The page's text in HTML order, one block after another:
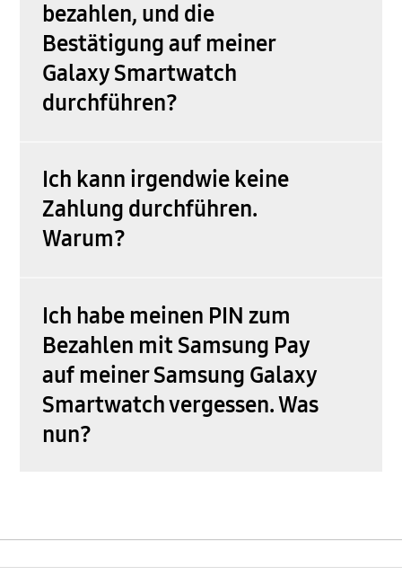
bezahlen, und die
Bestätigung auf meiner
Galaxy Smartwatch
durchführen?
Ich kann irgendwie keine
Zahlung durchführen.
Warum?
Ich habe meinen PIN zum
Bezahlen mit Samsung Pay
auf meiner Samsung Galaxy
Smartwatch vergessen. Was
nun?